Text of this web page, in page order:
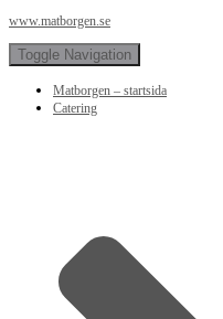
www.matborgen.se
Toggle Navigation
Matborgen – startsida
Catering